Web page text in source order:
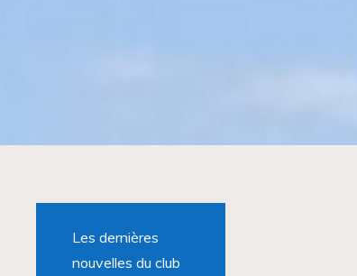
Les dernières
nouvelles du club